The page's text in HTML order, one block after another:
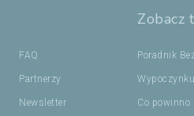
FAQ
Partnerzy
Newsletter
Zobacz
Poradnik
Wypoczynku
Co powinno